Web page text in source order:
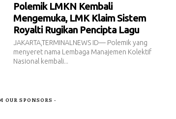
Polemik LMKN Kembali
Mengemuka, LMK Klaim Sistem
Royalti Rugikan Pencipta Lagu
JAKARTA,TERMINALNEWS ID— Polemik yang
menyeret nama Lembaga Manajemen Kolektif
Nasional kembali...
OUR SPONSORS -